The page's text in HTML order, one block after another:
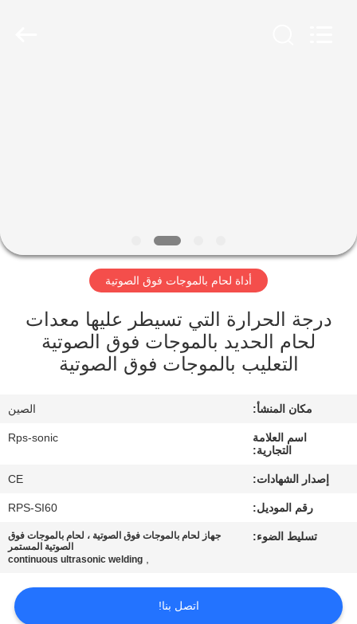
عنا
في
المعمل
مراقبة
اتصل
حالات
أداة لحام بالموجات فوق الصوتية
درجة الحرارة التي تسيطر عليها معدات
لحام الحديد بالموجات فوق الصوتية
التعليب بالموجات فوق الصوتية
مكان المنشأ: الصين
اسم العلامة
التجارية:
Rps-sonic
إصدار الشهادات: CE
رقم الموديل: RPS-SI60
تسليط الضوء:
جهاز لحام بالموجات فوق الصوتية ، لحام بالموجات فوق
الصوتية المستمر
,
continuous ultrasonic welding
اتصل بنا!